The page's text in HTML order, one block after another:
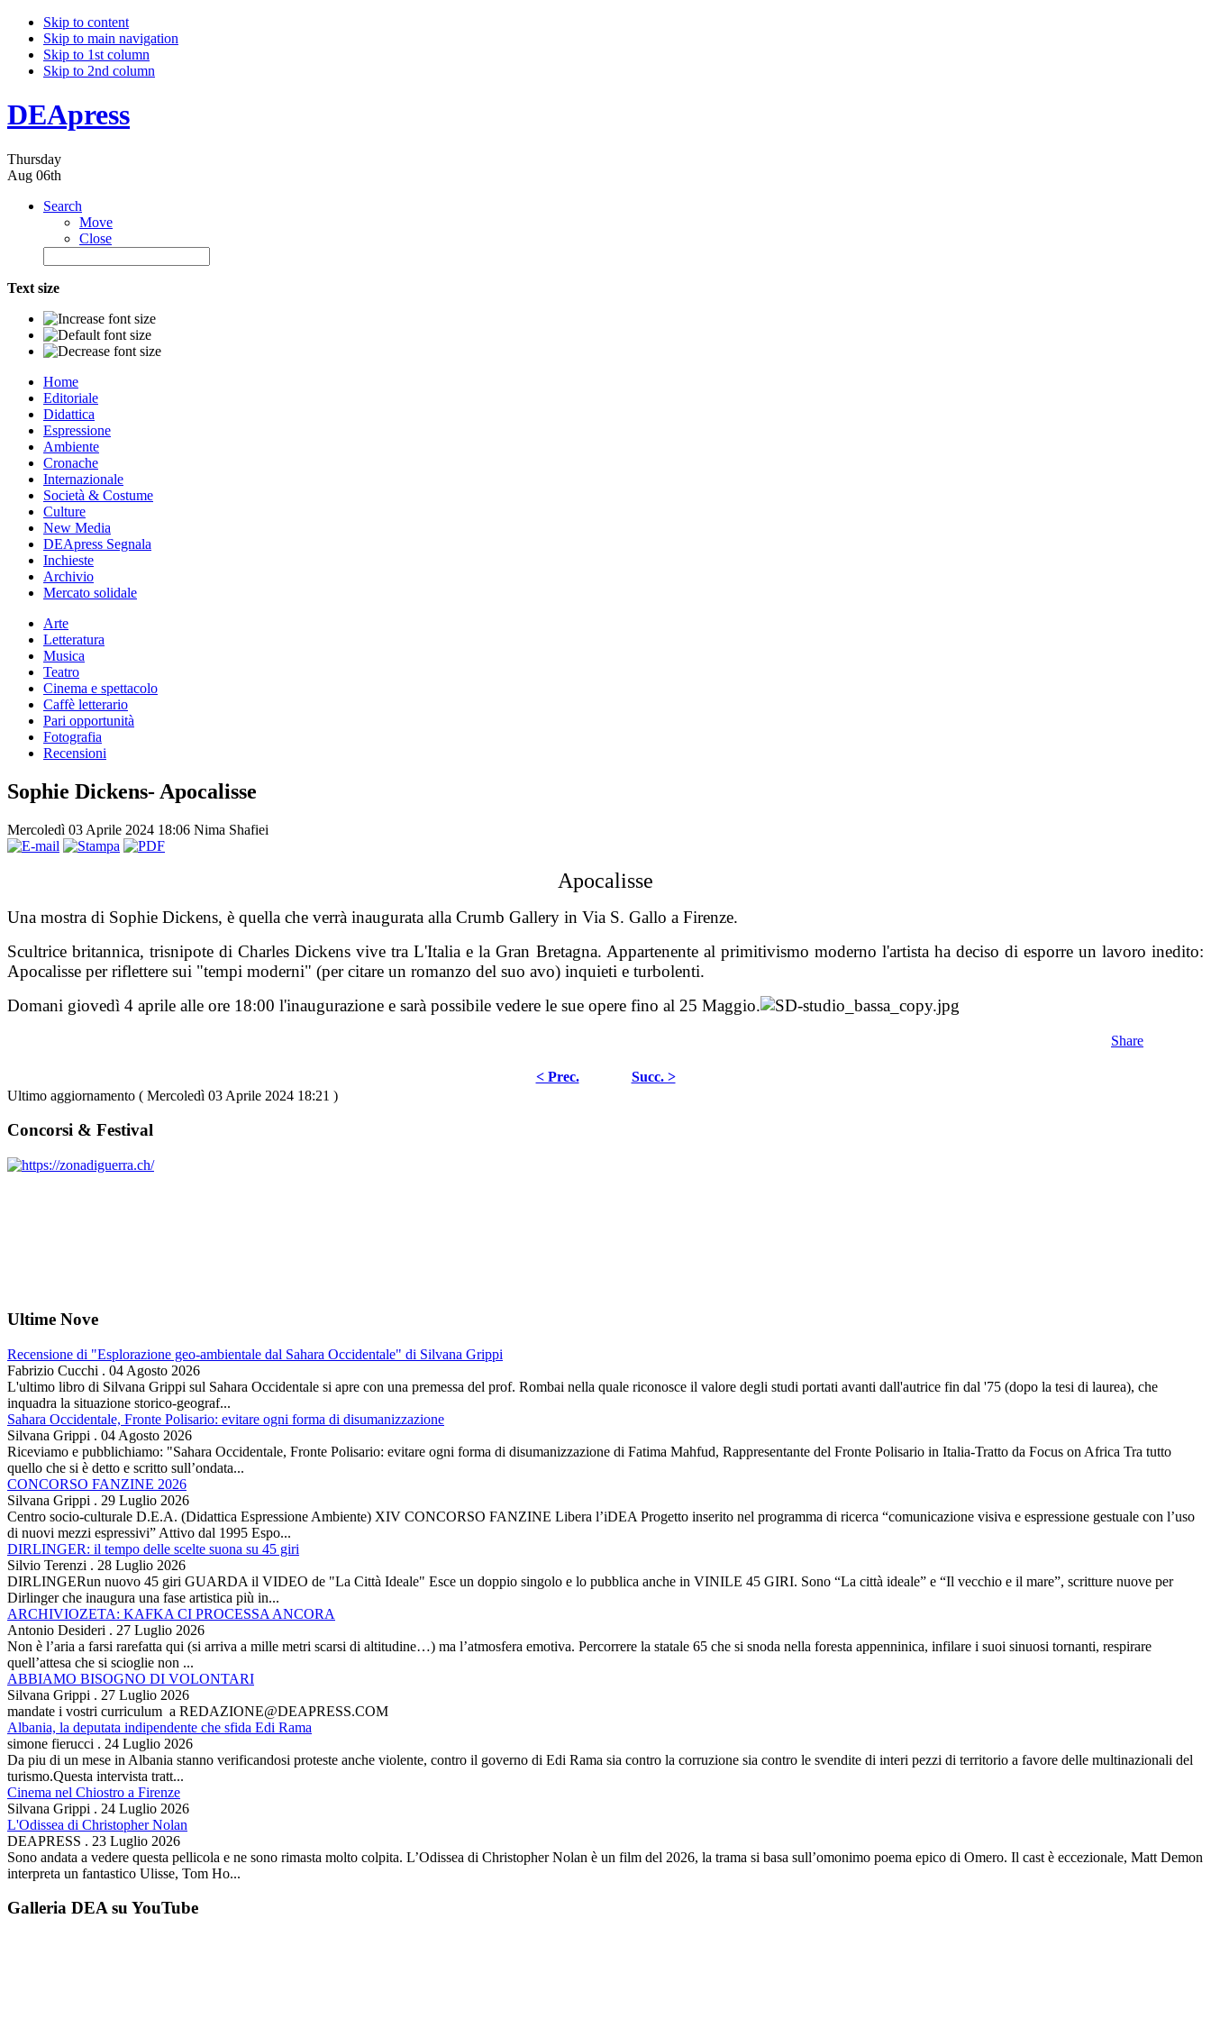
Skip to content
Skip to main navigation
Skip to 1st column
Skip to 2nd column
DEApress
Thursday
Aug 06th
Search
Move
Close
Text size
Home
Editoriale
Didattica
Espressione
Ambiente
Cronache
Internazionale
Società & Costume
Culture
New Media
DEApress Segnala
Inchieste
Archivio
Mercato solidale
Arte
Letteratura
Musica
Teatro
Cinema e spettacolo
Caffè letterario
Pari opportunità
Fotografia
Recensioni
Sophie Dickens- Apocalisse
Mercoledì 03 Aprile 2024 18:06 Nima Shafiei
Apocalisse
Una mostra di Sophie Dickens, è quella che verrà inaugurata alla Crumb Gallery in Via S. Gallo a Firenze.
Scultrice britannica, trisnipote di Charles Dickens vive tra L'Italia e la Gran Bretagna. Appartenente al primitivismo moderno l'artista ha deciso di esporre un lavoro inedito:
Apocalisse per riflettere sui "tempi moderni" (per citare un romanzo del suo avo) inquieti e turbolenti.
Domani giovedì 4 aprile alle ore 18:00 l'inaugurazione e sarà possibile vedere le sue opere fino al 25 Maggio.
Share
< Prec.
Succ. >
Ultimo aggiornamento ( Mercoledì 03 Aprile 2024 18:21 )
Concorsi & Festival
Ultime Nove
Recensione di "Esplorazione geo-ambientale dal Sahara Occidentale" di Silvana Grippi
Fabrizio Cucchi . 04 Agosto 2026
L'ultimo libro di Silvana Grippi sul Sahara Occidentale si apre con una premessa del prof. Rombai nella quale riconosce il valore degli studi portati avanti dall'autrice fin dal '75 (dopo la tesi di laurea), che
inquadra la situazione storico-geograf...
Sahara Occidentale, Fronte Polisario: evitare ogni forma di disumanizzazione
Silvana Grippi . 04 Agosto 2026
Riceviamo e pubblichiamo: "Sahara Occidentale, Fronte Polisario: evitare ogni forma di disumanizzazione di Fatima Mahfud, Rappresentante del Fronte Polisario in Italia-Tratto da Focus on Africa Tra tutto
quello che si è detto e scritto sull’ondata...
CONCORSO FANZINE 2026
Silvana Grippi . 29 Luglio 2026
Centro socio-culturale D.E.A. (Didattica Espressione Ambiente) XIV CONCORSO FANZINE Libera l’iDEA Progetto inserito nel programma di ricerca “comunicazione visiva e espressione gestuale con l’uso
di nuovi mezzi espressivi” Attivo dal 1995 Espo...
DIRLINGER: il tempo delle scelte suona su 45 giri
Silvio Terenzi . 28 Luglio 2026
DIRLINGERun nuovo 45 giri GUARDA il VIDEO de "La Città Ideale" Esce un doppio singolo e lo pubblica anche in VINILE 45 GIRI. Sono “La città ideale” e “Il vecchio e il mare”, scritture nuove per
Dirlinger che inaugura una fase artistica più in...
ARCHIVIOZETA: KAFKA CI PROCESSA ANCORA
Antonio Desideri . 27 Luglio 2026
Non è l’aria a farsi rarefatta qui (si arriva a mille metri scarsi di altitudine…) ma l’atmosfera emotiva. Percorrere la statale 65 che si snoda nella foresta appenninica, infilare i suoi sinuosi tornanti, respirare
quell’attesa che si scioglie non ...
ABBIAMO BISOGNO DI VOLONTARI
Silvana Grippi . 27 Luglio 2026
mandate i vostri curriculum a REDAZIONE@DEAPRESS.COM
Albania, la deputata indipendente che sfida Edi Rama
simone fierucci . 24 Luglio 2026
Da piu di un mese in Albania stanno verificandosi proteste anche violente, contro il governo di Edi Rama sia contro la corruzione sia contro le svendite di interi pezzi di territorio a favore delle multinazionali del
turismo.Questa intervista tratt...
Cinema nel Chiostro a Firenze
Silvana Grippi . 24 Luglio 2026
L'Odissea di Christopher Nolan
DEAPRESS . 23 Luglio 2026
Sono andata a vedere questa pellicola e ne sono rimasta molto colpita. L’Odissea di Christopher Nolan è un film del 2026, la trama si basa sull’omonimo poema epico di Omero. Il cast è eccezionale, Matt Demon
interpreta un fantastico Ulisse, Tom Ho...
Galleria DEA su YouTube